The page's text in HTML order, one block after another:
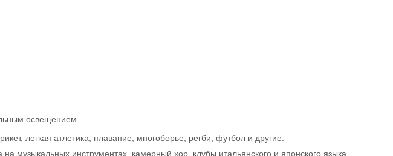
освещением.
легкая атлетика, плавание, многоборье, регби, футбол и другие.
музыкальных инструментах, камерный хор, клубы итальянского и японского языка,